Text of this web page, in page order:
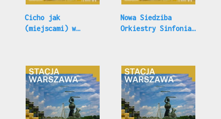
Cicho jak
(miejscami) w
Nowa Siedziba
Orkiestry Sinfonia